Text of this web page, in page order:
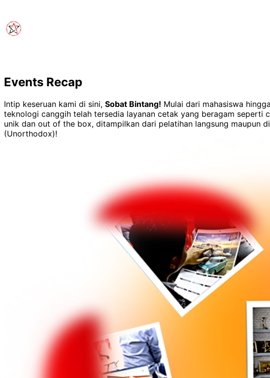
Events Recap
Intip keseruan kami di sini, Sobat Bintang! Mulai dari mahasiswa
teknologi canggih telah tersedia layanan cetak yang beragam seperti
unik dan out of the box, ditampilkan dari pelatihan langsung maupun
(Unorthodox)!